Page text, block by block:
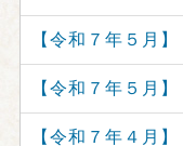
【令和７年５
【令和７年５月
【令和７年４